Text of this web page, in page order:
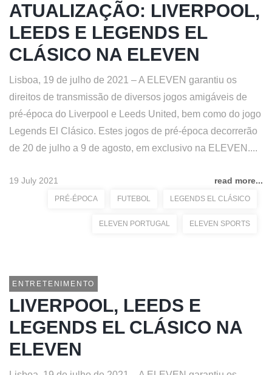
ATUALIZAÇÃO: LIVERPOOL,
LEEDS E LEGENDS EL
CLÁSICO NA ELEVEN
Lisboa, 19 de julho de 2021 – A ELEVEN garantiu os
direitos de transmissão de diversos jogos amigáveis de
pré-época do Liverpool e Leeds United, bem como do jogo
Legends El Clásico. Estes jogos de pré-época decorrerão
de 20 de julho a 9 de agosto, em exclusivo na ELEVEN....
19 July 2021 read more...
PRÉ-ÉPOCA FUTEBOL LEGENDS EL CLÁSICO
ELEVEN PORTUGAL ELEVEN SPORTS
ENTRETENIMENTO
LIVERPOOL, LEEDS E
LEGENDS EL CLÁSICO NA
ELEVEN